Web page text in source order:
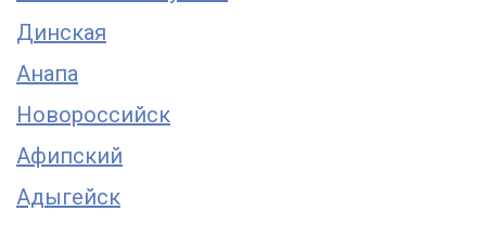
Динская
Анапа
Новороссийск
Афипский
Адыгейск